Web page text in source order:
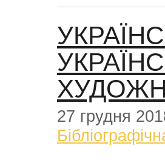
27 грудня